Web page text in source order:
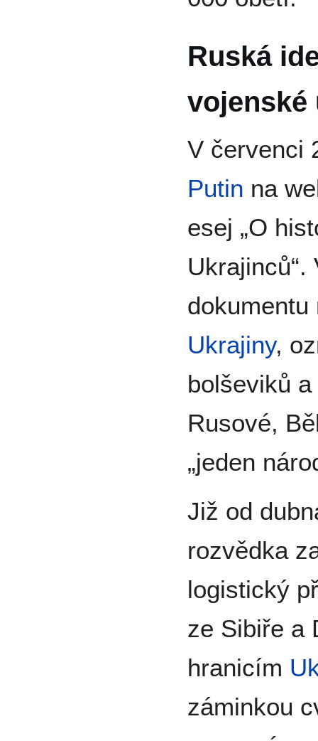
Ruská
vojenské
V červenci
Putin na
esej „O
Ukrajiny,
bolševiků
Rusové,
„jeden
Již od
rozvědka
logistický
ze Sibiře a
hranicím
záminkou